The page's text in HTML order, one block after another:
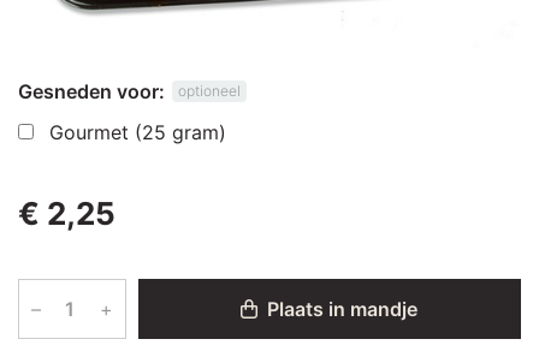
Gesneden voor: optioneel
Gourmet (25 gram)
€ 2,25
– + Plaats in mandje